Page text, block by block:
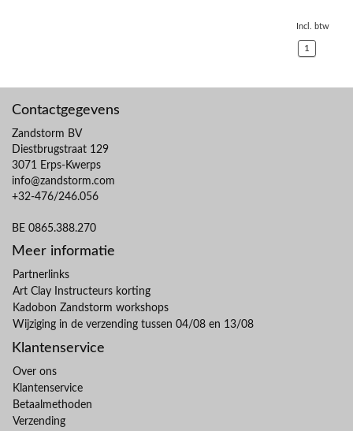
Incl. btw
1
Contactgegevens
Zandstorm BV
Diestbrugstraat 129
3071 Erps-Kwerps
info@zandstorm.com
+32-476/246.056
BE 0865.388.270
Meer informatie
Partnerlinks
Art Clay Instructeurs korting
Kadobon Zandstorm workshops
Wijziging in de verzending tussen 04/08 en 13/08
Klantenservice
Over ons
Klantenservice
Betaalmethoden
Verzending